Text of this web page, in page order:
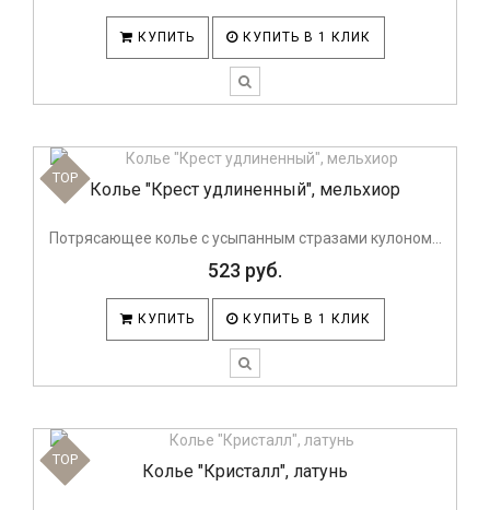
КУПИТЬ КУПИТЬ В 1 КЛИК
TOP
Колье "Крест удлиненный", мельхиор
Потрясающее колье с усыпанным стразами кулоном...
523 руб.
КУПИТЬ КУПИТЬ В 1 КЛИК
TOP
Колье "Кристалл", латунь